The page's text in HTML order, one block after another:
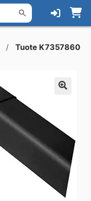
Tuote K7357860